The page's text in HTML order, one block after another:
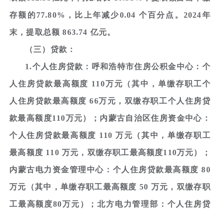
存额的77.80%，比上年减少0.04 个百分点。2024年
末，提取总额 863.74 亿元。
（三）贷款：
1.个人住房贷款：呼和浩特市住房公积金中心：个
人住房贷款最高额度 110万元（其中，单缴存职工个
人住房贷款最高额度 66万元，双缴存职工个人住房贷
款最高额度110万元）；内蒙古自治区住房资金中心：
个人住房贷款最高额度 110 万元（其中，单缴存职工
最高额度 110 万元，双缴存职工最高额度110万元）；
内蒙古电力资金管理中心：个人住房贷款最高额度 80
万元（其中，单缴存职工最高额度 50 万元，双缴存职
工最高额度80万元）；北方电力管理部：个人住房贷